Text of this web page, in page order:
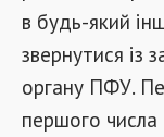
в будь-який
звернутися із
органу ПФУ.
першого числа